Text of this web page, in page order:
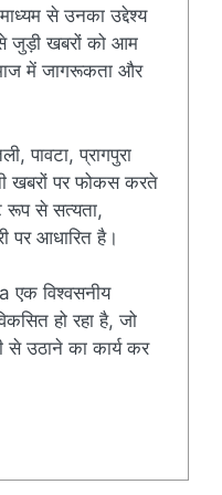
से उनका उद्देश्य
जुड़ी खबरों को आम
में जागरूकता और
पावटा, प्रागपुरा
खबरों पर फोकस करते
रूप से सत्यता,
पर आधारित है।
विश्वसनीय
हो रहा है, जो
उठाने का कार्य कर